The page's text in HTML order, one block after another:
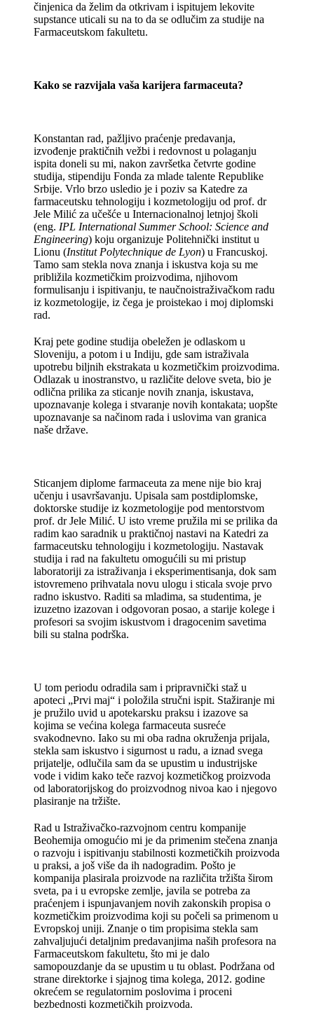
činjenica da želim da otkrivam i ispitujem lekovite
supstance uticali su na to da se odlučim za studije na
Farmaceutskom fakultetu.
Kako se razvijala vaša karijera farmaceuta?
Konstantan rad, pažljivo praćenje predavanja,
izvođenje praktičnih vežbi i redovnost u polaganju
ispita doneli su mi, nakon završetka četvrte godine
studija, stipendiju Fonda za mlade talente Republike
Srbije. Vrlo brzo usledio je i poziv sa Katedre za
farmaceutsku tehnologiju i kozmetologiju od prof. dr
Jele Milić za učešće u Internacionalnoj letnjoj školi
(eng. IPL International Summer School: Science and
Engineering) koju organizuje Politehnički institut u
Lionu (Institut Polytechnique de Lyon) u Francuskoj.
Tamo sam stekla nova znanja i iskustva koja su me
približila kozmetičkim proizvodima, njihovom
formulisanju i ispitivanju, te naučnoistraživačkom radu
iz kozmetologije, iz čega je proistekao i moj diplomski
rad.
Kraj pete godine studija obeležen je odlaskom u
Sloveniju, a potom i u Indiju, gde sam istraživala
upotrebu biljnih ekstrakata u kozmetičkim proizvodima.
Odlazak u inostranstvo, u različite delove sveta, bio je
odlična prilika za sticanje novih znanja, iskustava,
upoznavanje kolega i stvaranje novih kontakata; uopšte
upoznavanje sa načinom rada i uslovima van granica
naše države.
Sticanjem diplome farmaceuta za mene nije bio kraj
učenju i usavršavanju. Upisala sam postdiplomske,
doktorske studije iz kozmetologije pod mentorstvom
prof. dr Jele Milić. U isto vreme pružila mi se prilika da
radim kao saradnik u praktičnoj nastavi na Katedri za
farmaceutsku tehnologiju i kozmetologiju. Nastavak
studija i rad na fakultetu omogućili su mi pristup
laboratoriji za istraživanja i eksperimentisanja, dok sam
istovremeno prihvatala novu ulogu i sticala svoje prvo
radno iskustvo. Raditi sa mladima, sa studentima, je
izuzetno izazovan i odgovoran posao, a starije kolege i
profesori sa svojim iskustvom i dragocenim savetima
bili su stalna podrška.
U tom periodu odradila sam i pripravnički staž u
apoteci „Prvi maj“ i položila stručni ispit. Stažiranje mi
je pružilo uvid u apotekarsku praksu i izazove sa
kojima se većina kolega farmaceuta susreće
svakodnevno. Iako su mi oba radna okruženja prijala,
stekla sam iskustvo i sigurnost u radu, a iznad svega
prijatelje, odlučila sam da se upustim u industrijske
vode i vidim kako teče razvoj kozmetičkog proizvoda
od laboratorijskog do proizvodnog nivoa kao i njegovo
plasiranje na tržište.
Rad u Istraživačko-razvojnom centru kompanije
Beohemija omogućio mi je da primenim stečena znanja
o razvoju i ispitivanju stabilnosti kozmetičkih proizvoda
u praksi, a još više da ih nadogradim. Pošto je
kompanija plasirala proizvode na različita tržišta širom
sveta, pa i u evropske zemlje, javila se potreba za
praćenjem i ispunjavanjem novih zakonskih propisa o
kozmetičkim proizvodima koji su počeli sa primenom u
Evropskoj uniji. Znanje o tim propisima stekla sam
zahvaljujući detaljnim predavanjima naših profesora na
Farmaceutskom fakultetu, što mi je dalo
samopouzdanje da se upustim u tu oblast. Podržana od
strane direktorke i sjajnog tima kolega, 2012. godine
okrećem se regulatornim poslovima i proceni
bezbednosti kozmetičkih proizvoda.